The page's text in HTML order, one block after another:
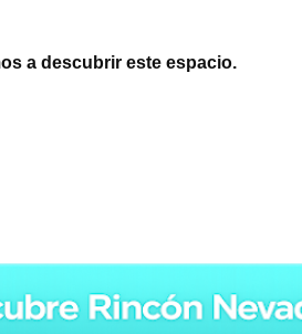
a descubrir este espacio.